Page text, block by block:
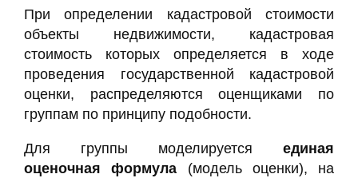
При определении кадастровой стоимости
объекты недвижимости, кадастровая
стоимость которых определяется в ходе
проведения государственной кадастровой
оценки, распределяются оценщиками по
группам по принципу подобности.
Для группы моделируется единая
оценочная формула (модель оценки), на